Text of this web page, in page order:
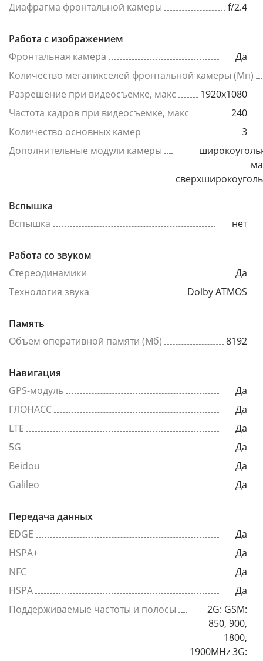
Диафрагма фронтальной камеры
f/2.4
Работа с изображением
Фронтальная камера
Да
Количество мегапикселей фронтальной камеры (Мп)
Разрешение при видеосъемке, макс
1920x1080
Частота кадров при видеосъемке, макс
240
Количество основных камер
3
Дополнительные модули камеры
Вспышка
Вспышка
нет
Работа со звуком
Стереодинамики
Да
Технология звука
Dolby ATMOS
Память
Объем оперативной памяти (Мб)
8192
Навигация
GPS-модуль
Да
ГЛОНАСС
Да
LTE
Да
5G
Да
Beidou
Да
Galileo
Да
Передача данных
EDGE
Да
HSPA+
Да
NFC
Да
HSPA
Да
Поддерживаемые частоты и полосы
2G: GSM:
850, 900,
1800,
1900MHz 3G: